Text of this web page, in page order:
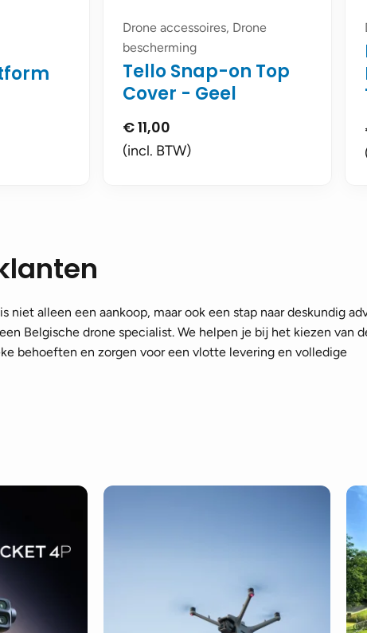
Drone accessoires, Drone
bescherming
Tello Snap-on Top
Cover - Geel
€11,00
(incl. BTW)
niet alleen een aankoop, maar ook een stap naar deskundig
Belgische drone specialist. We helpen je bij het kiezen van
behoeften en zorgen voor een vlotte levering en volledige